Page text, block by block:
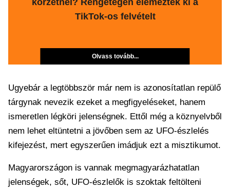
körzetnél? Rengetegen elemezték ki a
TikTok-os felvételt
Olvass tovább...
Ugyebár a legtöbbször már nem is azonosítatlan repülő
tárgynak nevezik ezeket a megfigyeléseket, hanem
ismeretlen légköri jelenségnek. Ettől még a köznyelvből
nem lehet eltüntetni a jövőben sem az UFO-észlelés
kifejezést, mert egyszerűen imádjuk ezt a misztikumot.
Magyarországon is vannak megmagyarázhatatlan
jelenségek, sőt, UFO-észlelők is szoktak feltölteni